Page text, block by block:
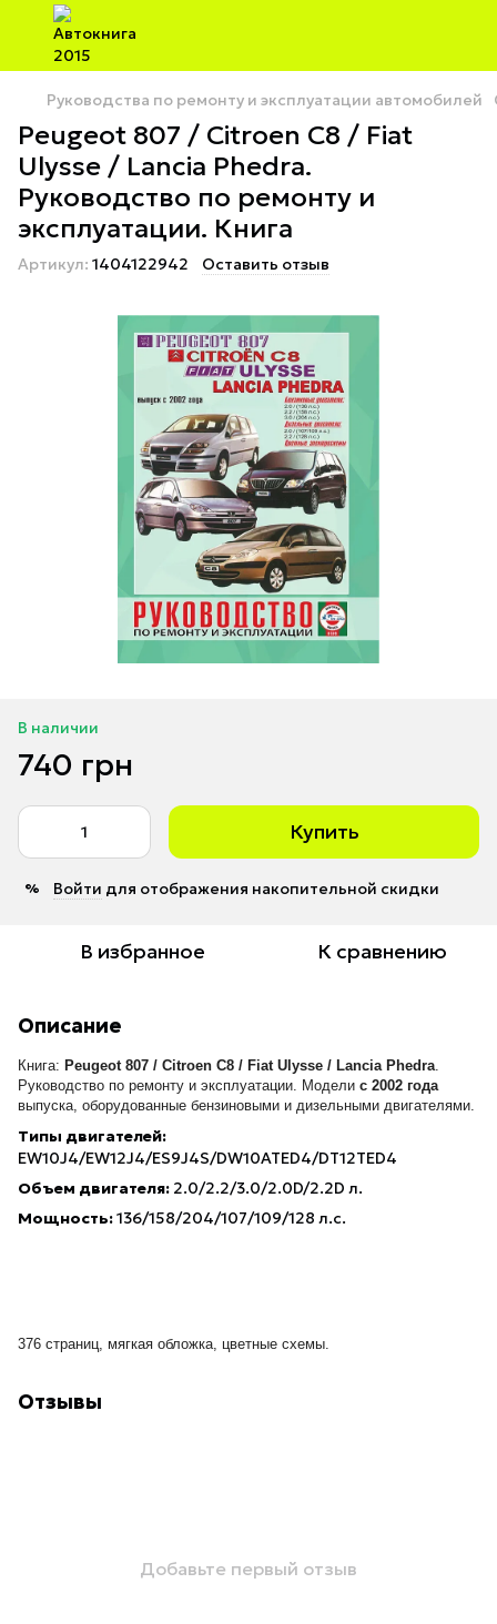
Руководства по ремонту и эксплуатации автомобилей
Peugeot 807 / Citroen C8 / Fiat
Ulysse / Lancia Phedra.
Руководство по ремонту и
эксплуатации. Книга
Артикул: 1404122942 Оставить отзыв
В наличии
740 грн
Купить
% Войти для отображения накопительной скидки
В избранное К сравнению
Описание
Книга: Peugeot 807 / Citroen C8 / Fiat Ulysse / Lancia Phedra
Руководство по ремонту и эксплуатации. Модели с 2002 года
выпуска, оборудованные бензиновыми и дизельными двигателями.
Типы двигателей:
EW10J4/EW12J4/ES9J4S/DW10ATED4/DT12TED4
Объем двигателя: 2.0/2.2/3.0/2.0D/2.2D л.
Мощность:136/158/204/107/109/128 л.с.
376 страниц, мягкая обложка, цветные схемы.
Отзывы
Добавьте первый отзыв